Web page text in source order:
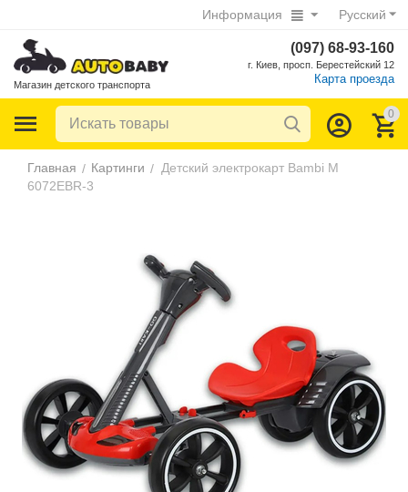
Русский
Информация
Магазин детского транспорта
(097) 68-93-160
г. Киев, просп. Берестейский 12
Карта проезда
0
Главная / Картинги / Детский электрокарт Bambi M
6072EBR-3